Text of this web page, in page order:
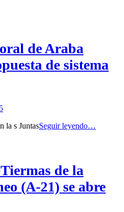
de Araba
de sistema
la s JuntasSeguir leyendo…
de la
(A-21) se abre